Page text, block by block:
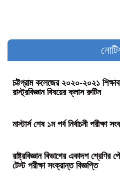
চট্টগ্রাম কলেজের ২০২০-২০২১
রাস্ট্রবিজ্ঞান বিষয়ের ক্লাস রুটিন
মাস্টার্স শেষ ১ম পর্ব নির্বাচনী পরীক্ষা
রাষ্ট্রবিজ্ঞান বিভাগের একাদশ
টেস্ট পরীক্ষা সংক্রান্ত বিজ্ঞপ্তি